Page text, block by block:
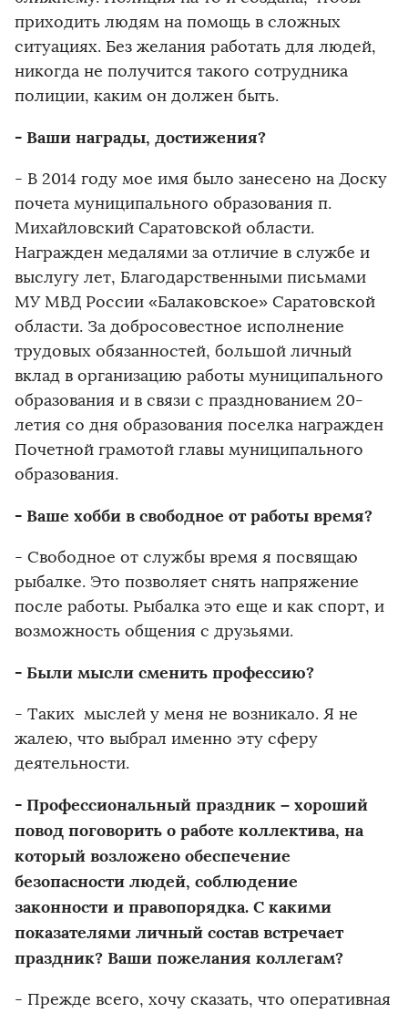
приходить людям на помощь в сложных
ситуациях. Без желания работать для людей,
никогда не получится такого сотрудника
полиции, каким он должен быть.
- Ваши награды, достижения?
- В 2014 году мое имя было занесено на Доску
почета муниципального образования п.
Михайловский Саратовской области.
Награжден медалями за отличие в службе и
выслугу лет, Благодарственными письмами
МУ МВД России «Балаковское» Саратовской
области. За добросовестное исполнение
трудовых обязанностей, большой личный
вклад в организацию работы муниципального
образования и в связи с празднованием 20-
летия со дня образования поселка награжден
Почетной грамотой главы муниципального
образования.
- Ваше хобби в свободное от работы время?
- Свободное от службы время я посвящаю
рыбалке. Это позволяет снять напряжение
после работы. Рыбалка это еще и как спорт, и
возможность общения с друзьями.
- Были мысли сменить профессию?
- Таких мыслей у меня не возникало. Я не
жалею, что выбрал именно эту сферу
деятельности.
- Профессиональный праздник – хороший
повод поговорить о работе коллектива, на
который возложено обеспечение
безопасности людей, соблюдение
законности и правопорядка. С какими
показателями личный состав встречает
праздник? Ваши пожелания коллегам?
- Прежде всего, хочу сказать, что оперативная